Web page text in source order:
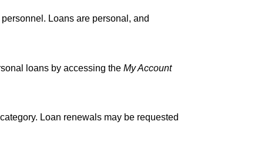
Loans are personal, and
loans by accessing the My Account
Loan renewals may be requested